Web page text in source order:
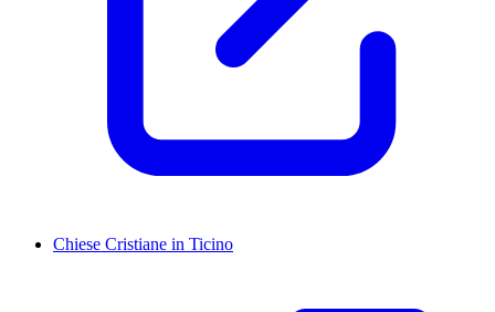
Chiese Cristiane in Ticino